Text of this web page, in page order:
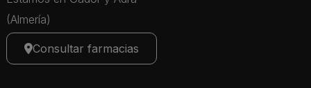
(Almería)
Consultar farmacias